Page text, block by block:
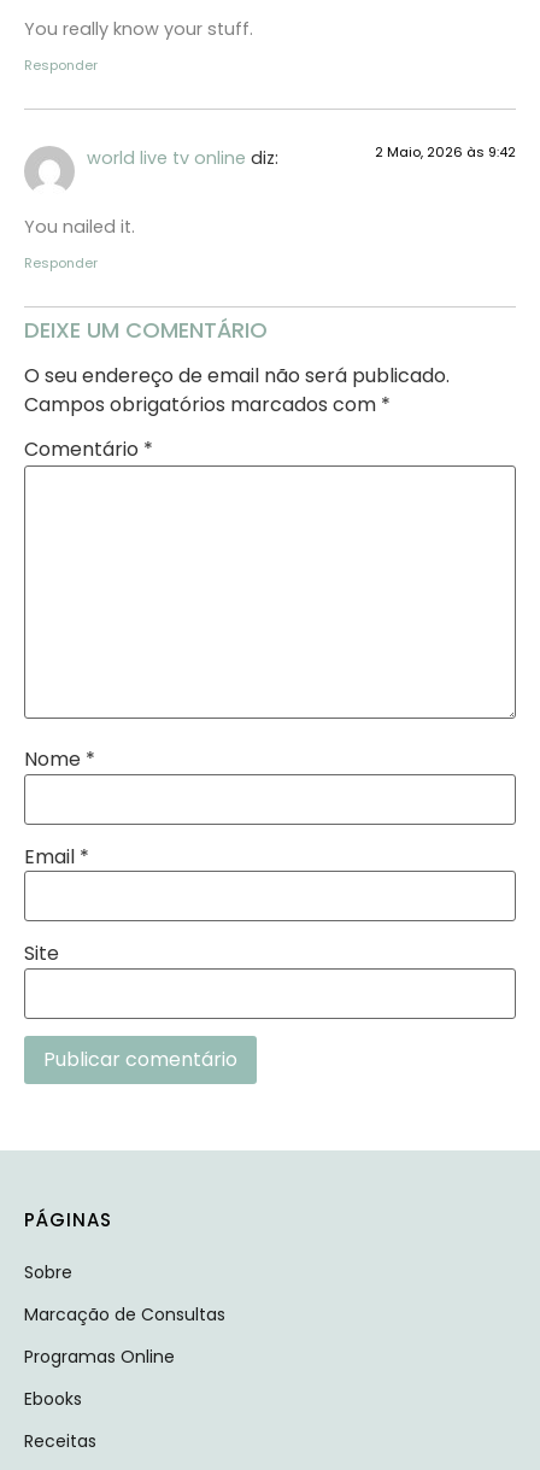
You really know your stuff.
Responder
world live tv online diz: 2 Maio, 2026 às 9:42
You nailed it.
Responder
DEIXE UM COMENTÁRIO
O seu endereço de email não será publicado.
Campos obrigatórios marcados com *
Comentário *
Nome *
Email *
Site
PÁGINAS
Sobre
Marcação de Consultas
Programas Online
Ebooks
Receitas